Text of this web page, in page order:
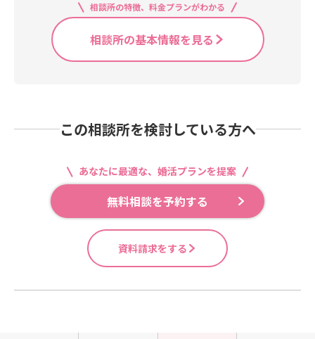
相談所の特徴、料金プランがわかる
相談所の基本情報を見る
この相談所を検討している方へ
あなたに最適な、婚活プランを提案
無料相談を予約する
資料請求をする